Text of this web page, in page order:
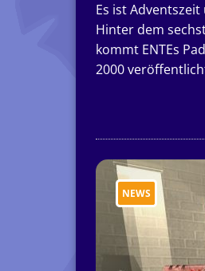
Es ist
Hinter dem
kommt ENTEs
2000
NEWS